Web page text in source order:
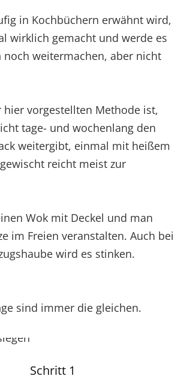
in Kochbüchern erwähnt wird,
wirklich gemacht und werde es
noch weitermachen, aber nicht
hier vorgestellten Methode ist,
tage- und wochenlang den
weitergibt, einmal mit heißem
reicht meist zur
Wok mit Deckel und man
im Freien veranstalten. Auch bei
wird es stinken.
sind immer die gleichen.
Schritt 1